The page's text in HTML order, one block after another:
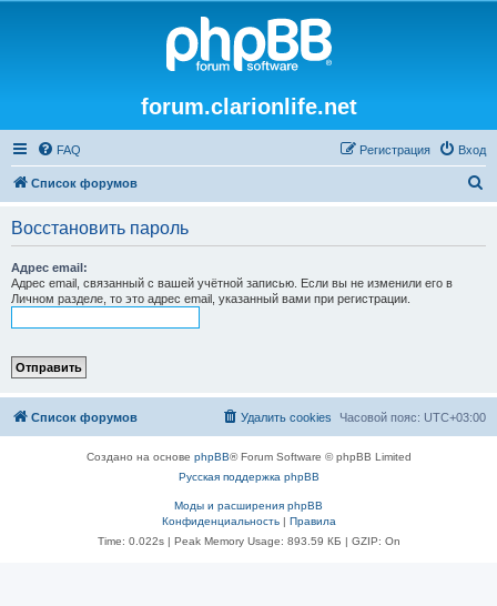
forum.clarionlife.net
FAQ Вход
Регистрация
Список форумов
Восстановить пароль
Адрес email:
Адрес email, связанный с вашей учётной записью. Если вы не изменили его в
Личном разделе, то это адрес email, указанный вами при регистрации.
Список форумов Часовой пояс: UTC+03:00
Удалить cookies
Создано на основе phpBB® Forum Software © phpBB Limited
Русская поддержка phpBB
Моды и расширения phpBB
Конфиденциальность| Правила
Time: 0.022s| Peak Memory Usage: 893.59 КБ | GZIP: On